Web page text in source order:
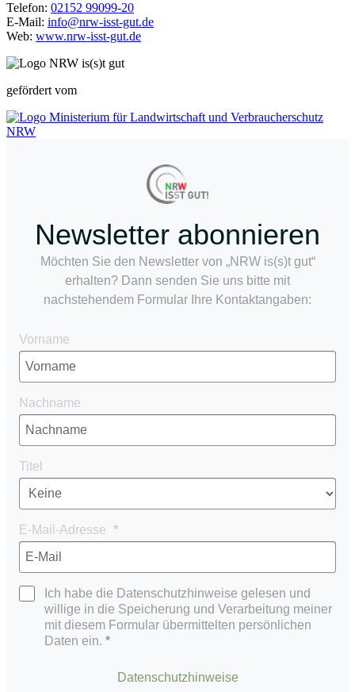
Telefon: 02152 99099-20
E-Mail: info@nrw-isst-gut.de
Web: www.nrw-isst-gut.de
gefördert vom
Newsletter abonnieren
Möchten Sie den Newsletter von „NRW is(s)t gut“
erhalten? Dann senden Sie uns bitte mit
nachstehendem Formular Ihre Kontaktangaben:
Vorname
Nachname
Titel
E-Mail-Adresse
Ich habe die Datenschutzhinweise gelesen und
willige in die Speicherung und Verarbeitung meiner
mit diesem Formular übermittelten persönlichen
Daten ein.
Datenschutzhinweise